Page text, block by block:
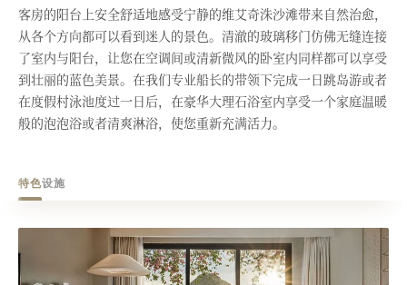
客房的阳台上安全舒适地感受宁静的维艾奇洙沙滩带来自然治愈，
从各个方向都可以看到迷人的景色。清澈的玻璃移门仿佛无缝连接
了室内与阳台，让您在空调间或清新微风的卧室内同样都可以享受
到壮丽的蓝色美景。在我们专业船长的带领下完成一日跳岛游或者
在度假村泳池度过一日后，在豪华大理石浴室内享受一个家庭温暖
般的泡泡浴或者清爽淋浴，使您重新充满活力。
特色设施